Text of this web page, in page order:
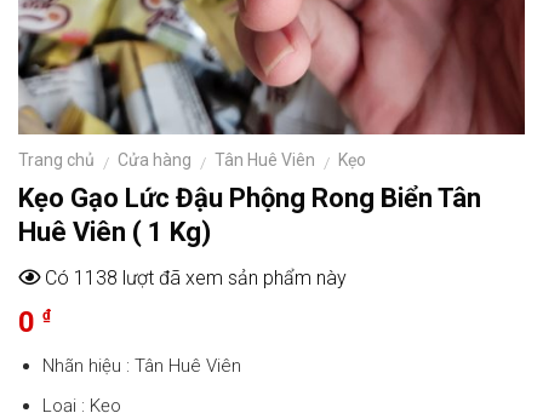
Trang chủ / Cửa hàng / Tân Huê Viên / Kẹo
Kẹo Gạo Lức Đậu Phộng Rong Biển Tân
Huê Viên ( 1 Kg)
Có 1138 lượt đã xem sản phẩm này
0 ₫
Nhãn hiệu : Tân Huê Viên
Loại : Kẹo